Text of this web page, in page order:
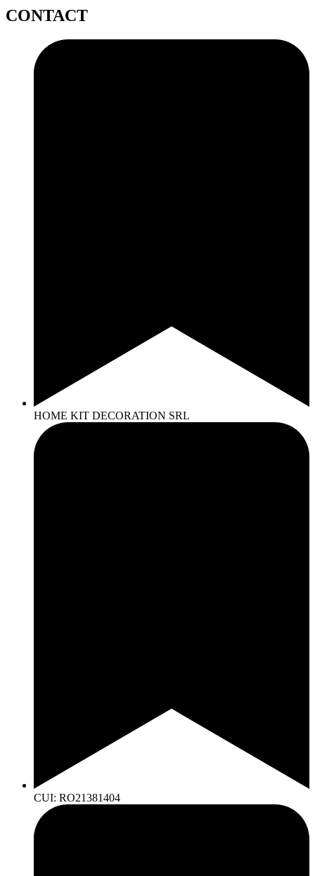
CONTACT
HOME KIT DECORATION SRL
CUI: RO21381404